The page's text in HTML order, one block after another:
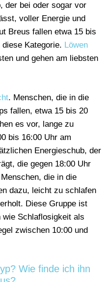
der bei oder sogar vor
voller Energie und
Breus fallen etwa 15 bis
Kategorie. Löwen
und gehen am liebsten
. Menschen, die in die
fallen, etwa 15 bis 20
es vor, lange zu
bis 16:00 Uhr am
Energieschub, der
die gegen 18:00 Uhr
die in die
dazu, leicht zu schlafen
Diese Gruppe ist
Schlaflosigkeit als
zwischen 10:00 und
Wie finde ich ihn